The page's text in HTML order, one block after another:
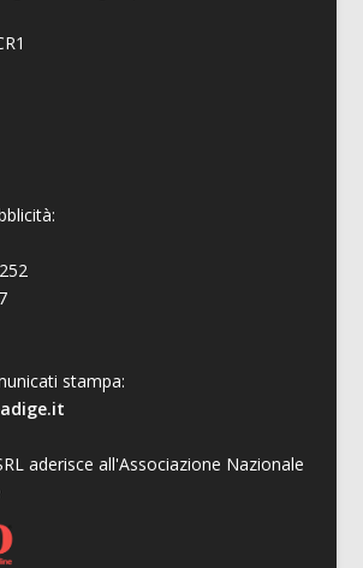
stampa:
aderisce all'Associazione Nazionale